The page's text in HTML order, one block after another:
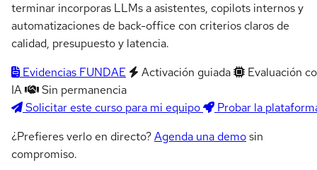
terminar incorporas LLMs a asistentes, copilots internos y
automatizaciones de back-office con criterios claros de
calidad, presupuesto y latencia.
Evidencias FUNDAE
Activación guiada
Evaluación
IA
Sin permanencia
Solicitar este curso para mi equipo
Probar la
¿Prefieres verlo en directo?Agenda una demosin
compromiso.